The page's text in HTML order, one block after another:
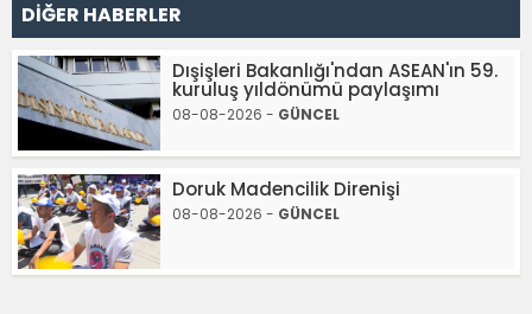
DİĞER HABERLER
Dışişleri Bakanlığı'ndan ASEAN'ın 59.
kuruluş yıldönümü paylaşımı
08-08-2026 - GÜNCEL
Doruk Madencilik Direnişi
08-08-2026 - GÜNCEL